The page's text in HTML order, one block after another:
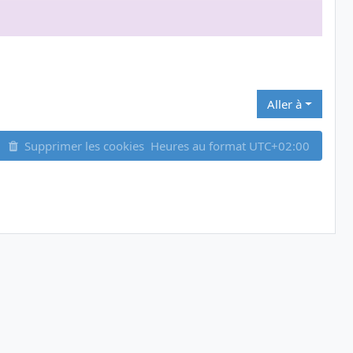
Aller à
Supprimer les cookies Heures au format UTC+02:00